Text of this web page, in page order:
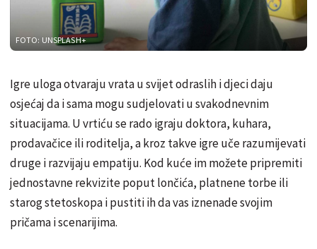
FOTO: UNSPLASH+
Igre uloga otvaraju vrata u svijet odraslih i djeci daju
osjećaj da i sama mogu sudjelovati u svakodnevnim
situacijama. U vrtiću se rado igraju doktora, kuhara,
prodavačice ili roditelja, a kroz takve igre uče razumijevati
druge i razvijaju empatiju. Kod kuće im možete pripremiti
jednostavne rekvizite poput lončića, platnene torbe ili
starog stetoskopa i pustiti ih da vas iznenade svojim
pričama i scenarijima.